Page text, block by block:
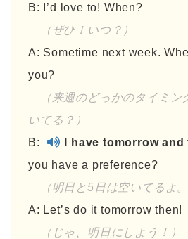
B: I’d love to! When?
（ぜひ！いつ？）
A: Sometime next week.
you?
（来週のどっかのタイミ
いてる？）
B:
I have tomorrow
you have a preference?
（明日と5日は空いてるよ
A: Let’s do it tomorrow then!
（じゃ、明日にしよう！）